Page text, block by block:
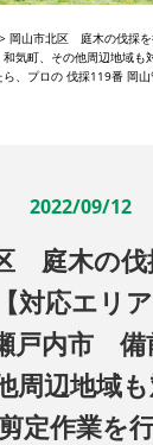
岡山市北区 庭木の伐採を
、その他周辺地域も対
、プロの 伐採119番 岡山
2022/09/12
庭木の伐
対応エリ
戸内市
周辺地域
定作業を